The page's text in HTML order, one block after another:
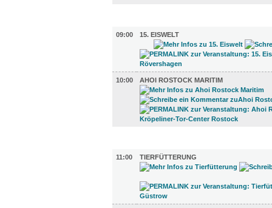
09:00
15. EISWELT
10:00 AHOI ROSTOCK MARITIM
11:00
TIERFÜTTERUNG